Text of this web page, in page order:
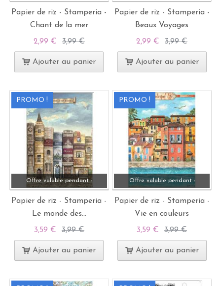
Papier de riz - Stamperia -
Chant de la mer
2,99 € 3,99 €
Ajouter au panier
Papier de riz - Stamperia -
Beaux Voyages
2,99 € 3,99 €
Ajouter au panier
PROMO !
Offre valable pendant :
Papier de riz - Stamperia -
Le monde des...
3,59 € 3,99 €
Ajouter au panier
PROMO !
Offre valable pendant :
Papier de riz - Stamperia -
Vie en couleurs
3,59 € 3,99 €
Ajouter au panier